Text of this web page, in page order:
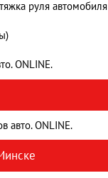
руля автомобиля
ONLINE.
авто. ONLINE.